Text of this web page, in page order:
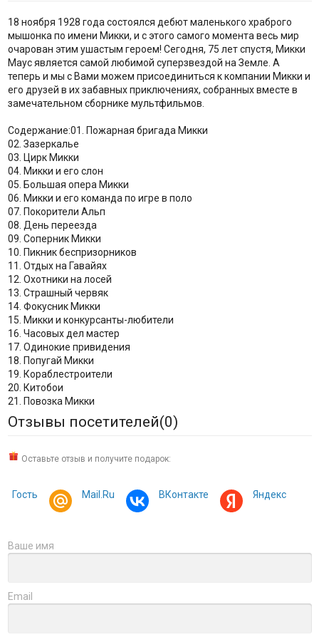
18 ноября 1928 года состоялся дебют маленького храброго
мышонка по имени Микки, и с этого самого момента весь мир
очарован этим ушастым героем! Сегодня, 75 лет спустя, Микки
Маус является самой любимой суперзвездой на Земле. А
теперь и мы с Вами можем присоединиться к компании Микки и
его друзей в их забавных приключениях, собранных вместе в
замечательном сборнике мультфильмов.
Содержание:01. Пожарная бригада Микки
02. Зазеркалье
03. Цирк Микки
04. Микки и его слон
05. Большая опера Микки
06. Микки и его команда по игре в поло
07. Покорители Альп
08. День переезда
09. Соперник Микки
10. Пикник беспризорников
11. Отдых на Гавайях
12. Охотники на лосей
13. Страшный червяк
14. Фокусник Микки
15. Микки и конкурсанты-любители
16. Часовых дел мастер
17. Одинокие привидения
18. Попугай Микки
19. Кораблестроители
20. Китобои
21. Повозка Микки
Отзывы посетителей(0)
Оставьте отзыв и получите подарок:
Гость Mail.Ru ВКонтакте Яндекс
Ваше имя
Email